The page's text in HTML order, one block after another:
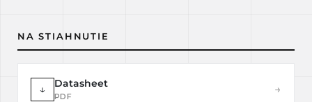
NA STIAHNUTIE
↓ Datasheet
PDF
→